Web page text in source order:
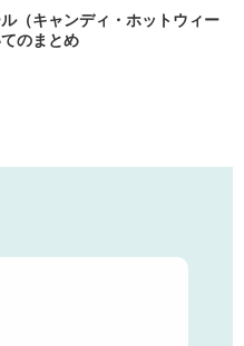
（キャンディ・ホットウィー
のまとめ